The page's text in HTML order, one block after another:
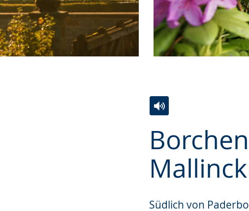
Südlich von
Leichten
Sprache
wechseln.
Audio-
Unterstützung.
Video
in
Deutscher
Gebärdensprache
angezeigt.